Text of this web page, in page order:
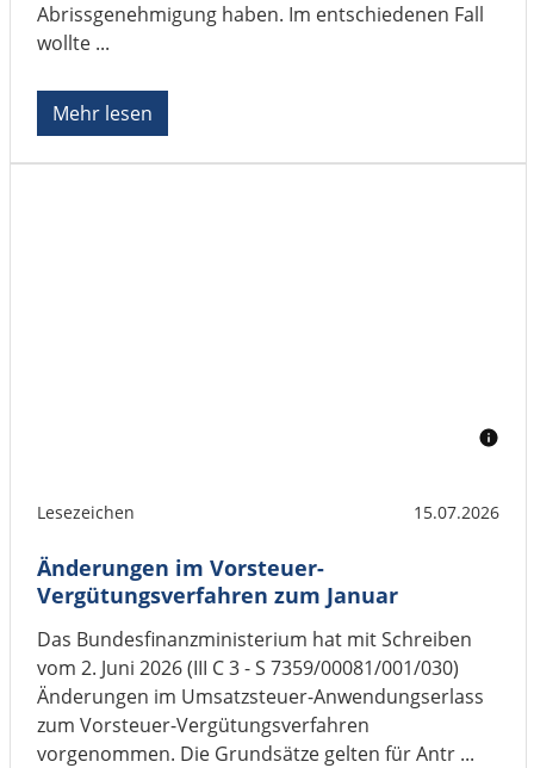
Abrissgenehmigung haben. Im entschiedenen Fall
wollte ...
Mehr lesen
Lesezeichen 15.07.2026
Änderungen im Vorsteuer-
Vergütungsverfahren zum Januar
Das Bundesfinanzministerium hat mit Schreiben
vom 2. Juni 2026 (III C 3 - S 7359/00081/001/030)
Änderungen im Umsatzsteuer-Anwendungserlass
zum Vorsteuer-Vergütungsverfahren
vorgenommen. Die Grundsätze gelten für Antr ...